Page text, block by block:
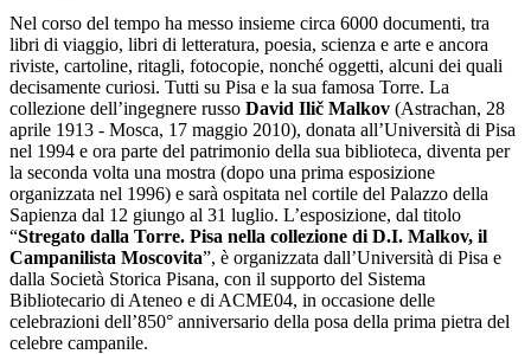
Nel corso del tempo ha messo insieme circa 6000 documenti, tra
libri di viaggio, libri di letteratura, poesia, scienza e arte e ancora
riviste, cartoline, ritagli, fotocopie, nonché oggetti, alcuni dei quali
decisamente curiosi. Tutti su Pisa e la sua famosa Torre. La
collezione dell’ingegnere russo David Ilič Malkov (Astrachan, 28
aprile 1913 - Mosca, 17 maggio 2010), donata all’Università di Pisa
nel 1994 e ora parte del patrimonio della sua biblioteca, diventa per
la seconda volta una mostra (dopo una prima esposizione
organizzata nel 1996) e sarà ospitata nel cortile del Palazzo della
Sapienza dal 12 giungo al 31 luglio. L’esposizione, dal titolo
“Stregato dalla Torre. Pisa nella collezione di D.I. Malkov, il
Campanilista Moscovita”, è organizzata dall’Università di Pisa e
dalla Società Storica Pisana, con il supporto del Sistema
Bibliotecario di Ateneo e di ACME04, in occasione delle
celebrazioni dell’850° anniversario della posa della prima pietra del
celebre campanile.